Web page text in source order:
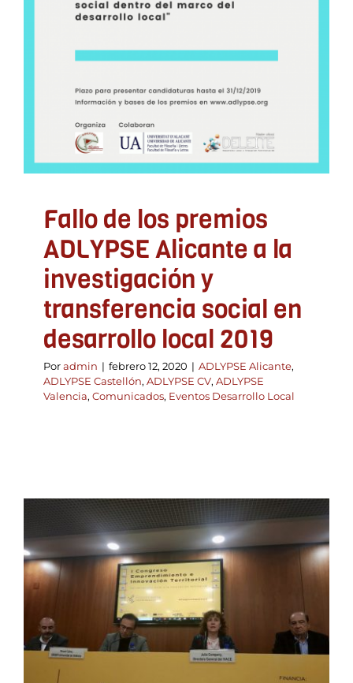
ADLYPSE Alicante ADLYPSE Castellón
Desarrollo Local
Fallo de los premios
ADLYPSE Alicante a la
investigación y
transferencia social en
desarrollo local 2019
Poradmin | febrero 12, 2020 | ADLYPSE Alicante,
ADLYPSE Castellón, ADLYPSE CV, ADLYPSE
Valencia, Comunicados, Eventos Desarrollo Local
El I Congreso
Emprendimiento e
Innovación Territorial
reafirma la unidad del
ecosistema emprendedor
valenciano
ADLYPSE Alicante
ADLYPSE